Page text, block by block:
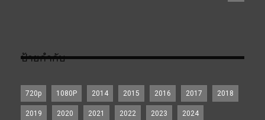
ป้ายกำกับ
720p 1080P 2014 2015 2016 2017 2018
2019 2020 2021 2022 2023 2024